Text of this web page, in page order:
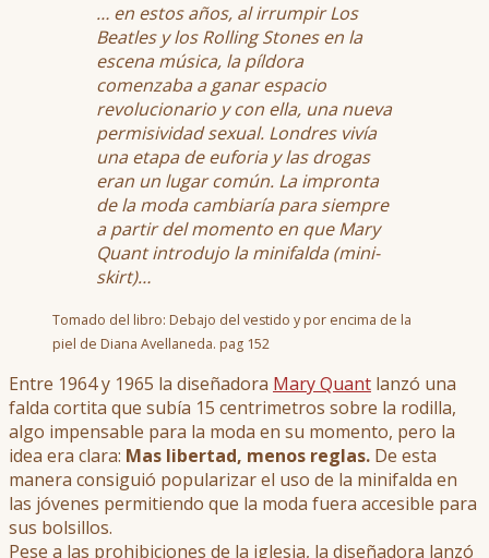
… en estos años, al irrumpir Los
Beatles y los Rolling Stones en la
escena música, la píldora
comenzaba a ganar espacio
revolucionario y con ella, una nueva
permisividad sexual. Londres vivía
una etapa de euforia y las drogas
eran un lugar común. La impronta
de la moda cambiaría para siempre
a partir del momento en que Mary
Quant introdujo la minifalda (mini-
skirt)…
Tomado del libro: Debajo del vestido y por encima de la
piel de Diana Avellaneda. pag 152
Entre 1964 y 1965 la diseñadora Mary Quant lanzó una
falda cortita que subía 15 centrimetros sobre la rodilla,
algo impensable para la moda en su momento, pero la
idea era clara: Mas libertad, menos reglas. De esta
manera consiguió popularizar el uso de la minifalda en
las jóvenes permitiendo que la moda fuera accesible para
sus bolsillos.
Pese a las prohibiciones de la iglesia, la diseñadora lanzó